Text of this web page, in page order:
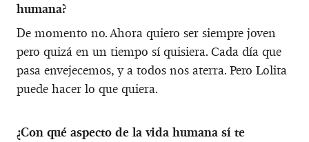
humana?
De momento no. Ahora quiero ser siempre joven
pero quizá en un tiempo sí quisiera. Cada día que
pasa envejecemos, y a todos nos aterra. Pero Lolita
puede hacer lo que quiera.
¿Con qué aspecto de la vida humana sí te